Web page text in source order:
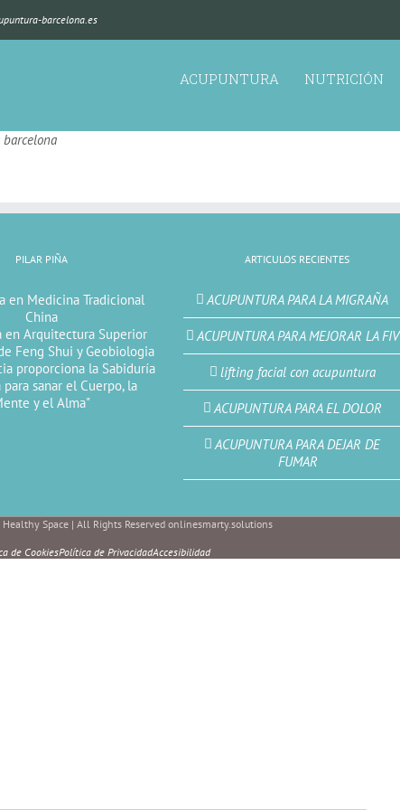
barcelona.es
ACUPUNTURA NUTRICIÓN
PILAR PIÑA
en Medicina Tradicional
China
en Arquitectura Superior
Feng Shui y Geobiologia
proporciona la Sabiduría
para sanar el Cuerpo, la
y el Alma"
ARTICULOS RECIENTES
ACUPUNTURA PARA LA MIGRAÑA
ACUPUNTURA PARA MEJORAR LA FIV
lifting facial con acupuntura
ACUPUNTURA PARA EL DOLOR
ACUPUNTURA PARA DEJAR DE
FUMAR
Space | All Rights Reserved onlinesmarty.solutions
de CookiesPolítica de PrivacidadAccesibilidad